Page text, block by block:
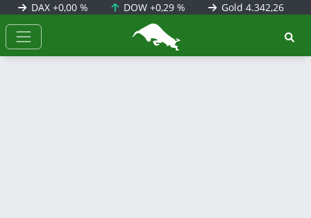
DAX +0,00 % DOW+0,29 % Gold 4.342,26
BörsenNEWS.de